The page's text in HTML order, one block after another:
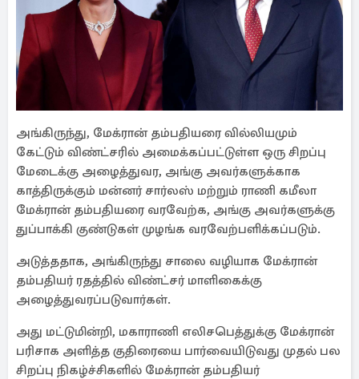
அங்கிருந்து, மேக்ரான் தம்பதியரை வில்லியமும்
கேட்டும் விண்ட்சரில் அமைக்கப்பட்டுள்ள ஒரு சிறப்பு
மேடைக்கு அழைத்துவர, அங்கு அவர்களுக்காக
காத்திருக்கும் மன்னர் சார்லஸ் மற்றும் ராணி கமீலா
மேக்ரான் தம்பதியரை வரவேற்க, அங்கு அவர்களுக்கு
துப்பாக்கி குண்டுகள் முழங்க வரவேற்பளிக்கப்படும்.
அடுத்ததாக, அங்கிருந்து சாலை வழியாக மேக்ரான்
தம்பதியர் ரதத்தில் விண்ட்சர் மாளிகைக்கு
அழைத்துவரப்படுவார்கள்.
அது மட்டுமின்றி, மகாராணி எலிசபெத்துக்கு மேக்ரான்
பரிசாக அளித்த குதிரையை பார்வையிடுவது முதல் பல
சிறப்பு நிகழ்ச்சிகளில் மேக்ரான் தம்பதியர்